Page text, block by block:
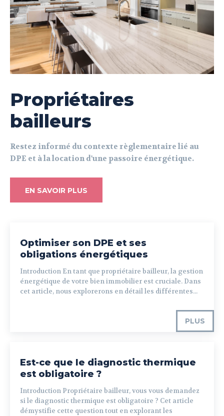
Propriétaires
bailleurs
Restez informé du contexte règlementaire lié au
DPE et à la location d'une passoire énergétique.
EN SAVOIR PLUS
Optimiser son DPE et ses
obligations énergétiques
Introduction En tant que propriétaire bailleur, la gestion
énergétique de votre bien immobilier est cruciale. Dans
cet article, nous explorerons en détail les différentes...
PLUS
Est-ce que le diagnostic thermique
est obligatoire ?
Introduction Propriétaire bailleur, vous vous demandez
si le diagnostic thermique est obligatoire ? Cet article
démystifie cette question tout en explorant les